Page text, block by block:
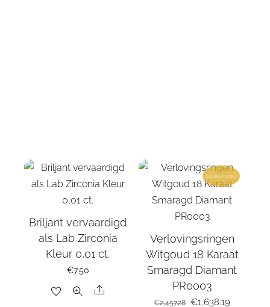
Briljant vervaardigd
als Lab Zirconia
Kleur 0,01 ct.
€7.50
Share
AANBIEDING!
Verlovingsringen
Witgoud 18 Karaat
Smaragd Diamant
PR0003
€2,457.28 Oorspronkelijke
€1,638.19